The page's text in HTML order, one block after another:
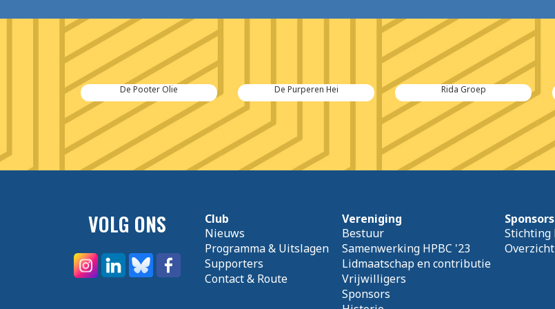
De Purperen Hei Rida Groep
Rida Schadeherstel
Terneuzen
VOLG ONS
Club
Nieuws
Programma & Uitslagen
Supporters
Contact & Route
Vereniging
Bestuur
Samenwerking HPBC '23
Lidmaatschap en contributie
Vrijwilligers
Sponsors
Sponsors
Stichting